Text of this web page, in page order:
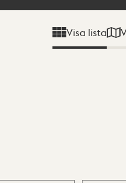
Visa lista